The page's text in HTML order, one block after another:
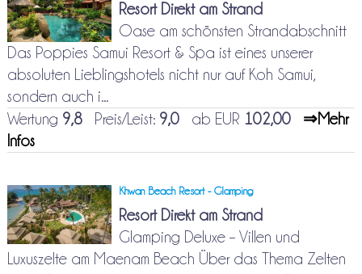
Resort Direkt am Strand
Oase am schönsten Strandabschnitt
Das Poppies Samui Resort & Spa ist eines unserer
absoluten Lieblingshotels nicht nur auf Koh Samui,
sondern auch i...
Wertung 9,8Preis/Leist: 9,0ab EUR 102,00
⇒Mehr
Infos
Khwan Beach Resort - Glamping
Resort Direkt am Strand
Glamping Deluxe – Villen und
Luxuszelte am Maenam Beach Über das Thema Zelten